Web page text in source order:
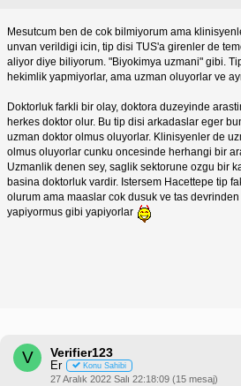
Mesutcum ben de cok bilmiyorum ama
unvan verildigi icin, tip disi TUS'a girenler de
aliyor diye biliyorum. "Biyokimya uzmani" gibi.
hekimlik yapmiyorlar, ama uzman oluyorlar ve
Doktorluk farkli bir olay, doktora duzeyinde
herkes doktor olur. Bu tip disi arkadaslar eger
uzman doktor olmus oluyorlar. Klinisyenler de
olmus oluyorlar cunku oncesinde herhangi bir
Uzmanlik denen sey, saglik sektorune ozgu bir
basina doktorluk vardir. Istersem Hacettepe tip
olurum ama maaslar cok dusuk ve tas
yapiyormus gibi yapiyorlar
V Verifier123
Er Konu Sahibi
27 Aralık 2022 Salı 22:18:09 (15 mesaj)